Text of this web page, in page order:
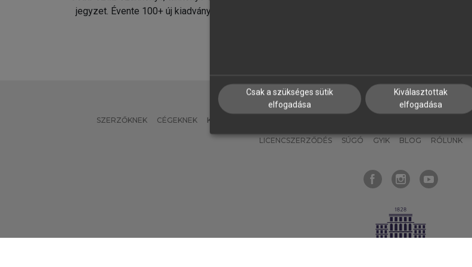
jegyzet. Évente 100+ új kiadvány.
SZERZŐKNEK CÉGEKNEK KÖNYVTÁROSOKNAK
LICENCSZERZŐDÉS SÚGÓ GYIK BLOG RÓLUNK
Csak a szükséges sütik
elfogadása
Kiválasztottak
elfogadása